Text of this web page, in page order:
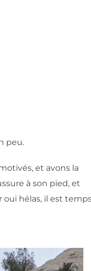
peu.
et avons la
à son pied, et
oui hélas, il est